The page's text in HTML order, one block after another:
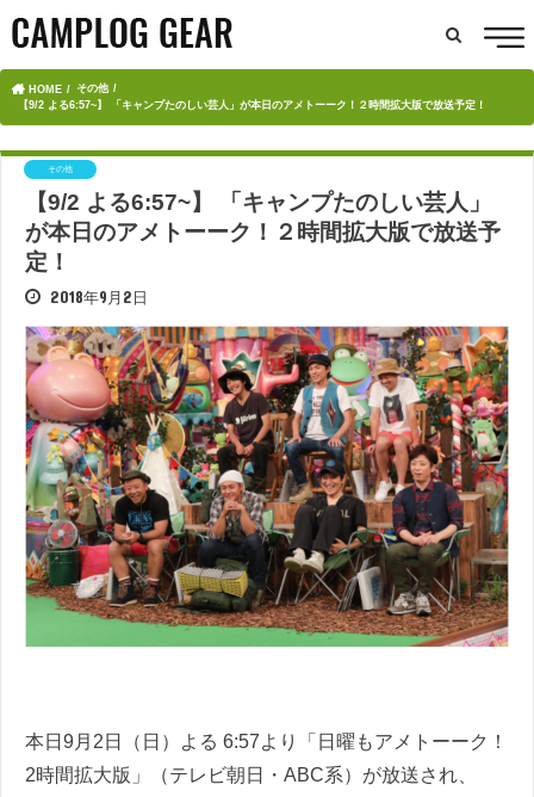
HOME
その他
【9/2 よる6:57~】 「キャンプたのしい芸人」が本日のアメトーーク！２時間拡大版で放送予定！
その他
【9/2 よる6:57~】 「キャンプたのしい芸人」
が本日のアメトーーク！２時間拡大版で放送予
定！
2018年9月2日
本日9月2日（日）よる 6:57より「日曜もアメトーーク！
2時間拡大版」（テレビ朝日・ABC系）が放送され、